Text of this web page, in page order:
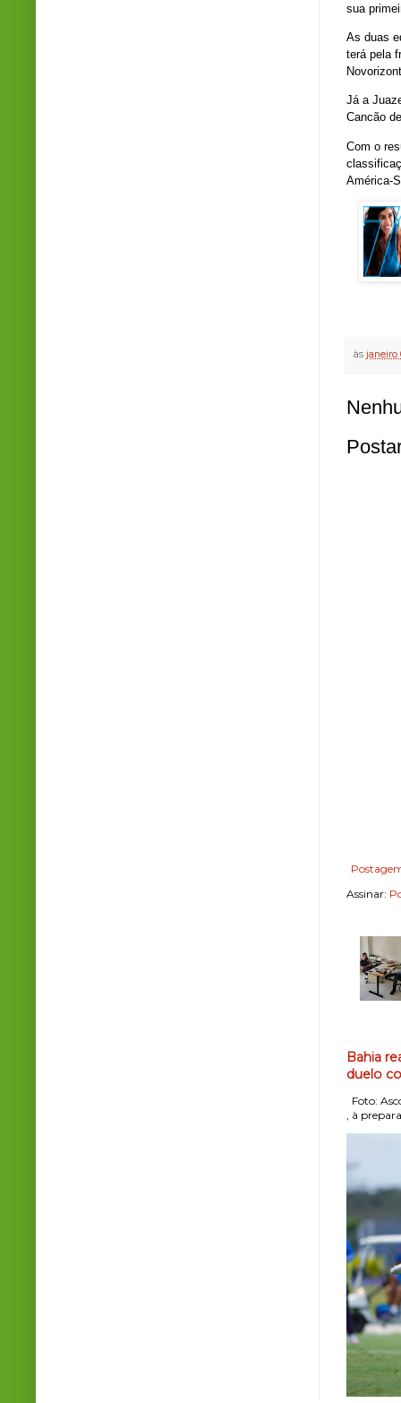
sua
As duas
terá pela
Já a
Cancão
Com o
América-
às janeiro
Assinar:
Bahia
duelo
Foto:
, à